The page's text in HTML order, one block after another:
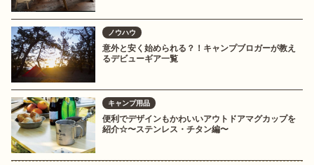
ノウハウ
意外と安く始められる？！キャンプブロガーが教え
るデビューギア一覧
キャンプ用品
便利でデザインもかわいいアウトドアマグカップを
紹介☆〜ステンレス・チタン編〜